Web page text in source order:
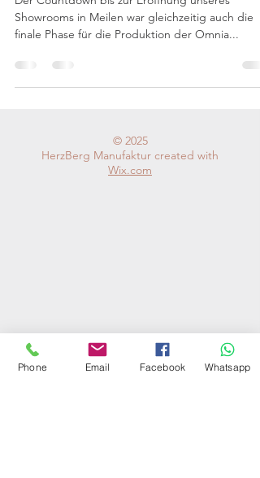
Der Countdown bis zur Eröffnung unseres
Showrooms in Meilen war gleichzeitig auch die
© 2025
HerzBerg Manufaktur created with
Phone Email Facebook Whatsapp